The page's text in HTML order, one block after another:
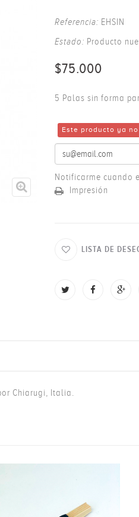
Referencia: EHSIN
Estado: Producto
$75.000
5 Palas sin forma
Este producto ya
Notificarme cuando
Impresión
LISTA DE
Chiarugi, Italia.